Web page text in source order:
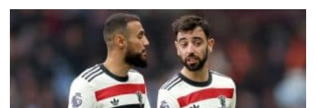
FÓRMULA 1
BOXEO
LIGA MX